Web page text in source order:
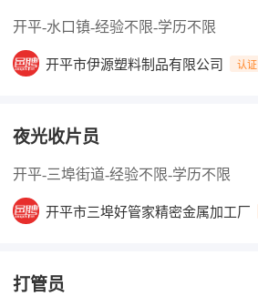
开平-水口镇-经验不限-学历不限
开平市伊源塑料制品有限公司 认证
夜光收片员
开平-三埠街道-经验不限-学历不限
开平市三埠好管家精密金属加工厂
打管员